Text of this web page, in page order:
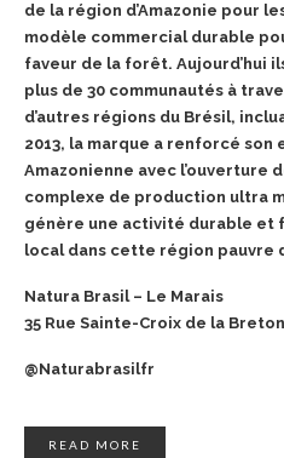
de la région d’Amazonie pour
modèle commercial durable
faveur de la forêt. Aujourd’hui
plus de 30 communautés à
d’autres régions du Brésil,
2013, la marque a renforcé son
Amazonienne avec l’ouverture
complexe de production ultra
génère une activité durable et
local dans cette région pauvre
Natura Brasil – Le Marais
35 Rue Sainte-Croix de la
@Naturabrasilfr
READ MORE